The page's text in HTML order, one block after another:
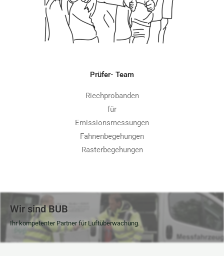
Prüfer- Team
Riechprobanden
für
Emissionsmessungen
Fahnenbegehungen
Rasterbegehungen
Wir sind BUB
Ihr kompetenter Partner für Luftüberwachung.